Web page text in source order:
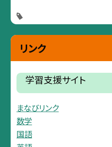
リンク
学習支援サイト
まなびリンク
数学
国語